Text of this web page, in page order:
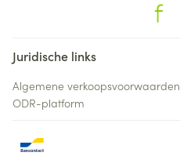
Juridische links
Algemene verkoopsvoorwaarden
ODR-platform